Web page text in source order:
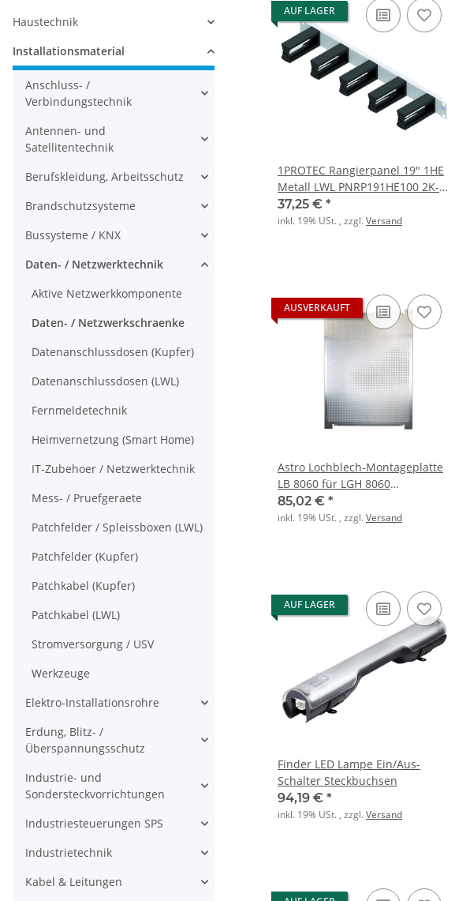
AUF LAGER
1PROTEC Rangierpanel 19" 1HE
Metall LWL PNRP191HE100 2K-
Kunststoffbügel 44x100mm
37,25 € *
inkl. 19% USt. , zzgl.Versand
AUSVERKAUFT
Astro Lochblech-Montageplatte
LB 8060 für LGH 8060
800x600mm
85,02 € *
inkl. 19% USt. , zzgl.Versand
AUF LAGER
Finder LED Lampe Ein/Aus-
Schalter Steckbuchsen
94,19 € *
inkl. 19% USt. , zzgl.Versand
Haustechnik
Installationsmaterial
Anschluss- /
Verbindungstechnik
Antennen- und
Satellitentechnik
Berufskleidung, Arbeitsschutz
Brandschutzsysteme
Bussysteme / KNX
Daten- / Netzwerktechnik
Aktive Netzwerkkomponente
Daten- / Netzwerkschraenke
Datenanschlussdosen (Kupfer)
Datenanschlussdosen (LWL)
Fernmeldetechnik
Heimvernetzung (Smart Home)
IT-Zubehoer / Netzwerktechnik
Mess- / Pruefgeraete
Patchfelder / Spleissboxen (LWL)
Patchfelder (Kupfer)
Patchkabel (Kupfer)
Patchkabel (LWL)
Stromversorgung / USV
Werkzeuge
Elektro-Installationsrohre
Erdung, Blitz- /
Überspannungsschutz
Industrie- und
Sondersteckvorrichtungen
Industriesteuerungen SPS
Industrietechnik
Kabel & Leitungen